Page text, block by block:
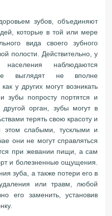
зубов, объединяют
которые в той или мере
вида своего зубного
полости. Действительно, у
населения наблюдаются
выглядят не вполне
у других могут возникать
зубы попросту портятся и
орган, зубы могут в
терять свою красоту и
этом слабыми, тусклыми и
они не могут справляться
при жевании пищи, а сам
и болезненные ощущения.
зуба, а также потери его в
удаления или травм, любой
его заменить, установив